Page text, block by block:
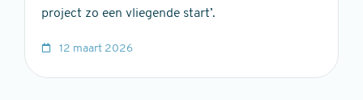
project zo een vliegende start’.
12 maart 2026